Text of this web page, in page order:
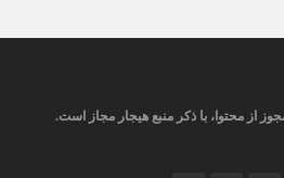
از محتوا، با ذکر منبع هیجار مجاز است.